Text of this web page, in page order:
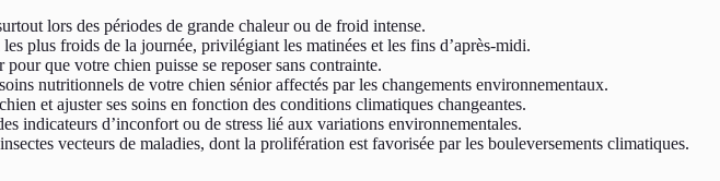
lors des périodes de grande chaleur ou de froid intense.
plus froids de la journée, privilégiant les matinées et les fins d’après-midi.
que votre chien puisse se reposer sans contrainte.
nutritionnels de votre chien sénior affectés par les changements environnementaux.
et ajuster ses soins en fonction des conditions climatiques changeantes.
indicateurs d’inconfort ou de stress lié aux variations environnementales.
vecteurs de maladies, dont la prolifération est favorisée par les bouleversements climatiques.